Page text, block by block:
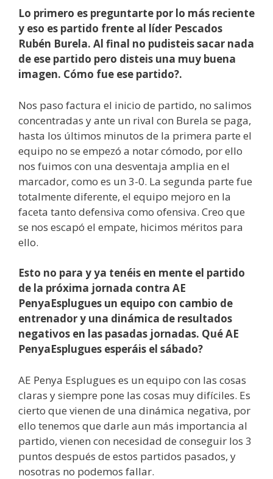
Lo primero es preguntarte por lo más reciente
y eso es partido frente al líder Pescados
Rubén Burela. Al final no pudisteis sacar nada
de ese partido pero disteis una muy buena
imagen. Cómo fue ese partido?.
Nos paso factura el inicio de partido, no salimos
concentradas y ante un rival con Burela se paga,
hasta los últimos minutos de la primera parte el
equipo no se empezó a notar cómodo, por ello
nos fuimos con una desventaja amplia en el
marcador, como es un 3-0. La segunda parte fue
totalmente diferente, el equipo mejoro en la
faceta tanto defensiva como ofensiva. Creo que
se nos escapó el empate, hicimos méritos para
ello.
Esto no para y ya tenéis en mente el partido
de la próxima jornada contra AE
PenyaEsplugues un equipo con cambio de
entrenador y una dinámica de resultados
negativos en las pasadas jornadas. Qué AE
PenyaEsplugues esperáis el sábado?
AE Penya Esplugues es un equipo con las cosas
claras y siempre pone las cosas muy difíciles. Es
cierto que vienen de una dinámica negativa, por
ello tenemos que darle aun más importancia al
partido, vienen con necesidad de conseguir los 3
puntos después de estos partidos pasados, y
nosotras no podemos fallar.